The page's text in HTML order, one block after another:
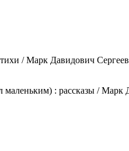
/ Марк Давидович
маленьким) : рассказы / Марк